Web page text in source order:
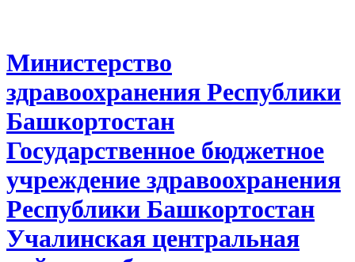
Министерство
здравоохранения Республики
Башкортостан
Государственное бюджетное
учреждение здравоохранения
Республики Башкортостан
Учалинская центральная